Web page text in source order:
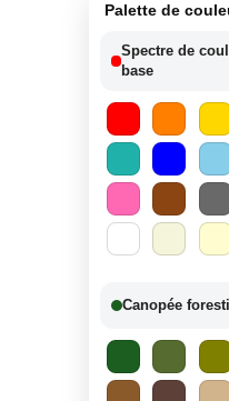
Palette de
Spectre de
base
Canopée